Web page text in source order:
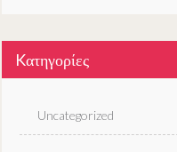
Kατηγορίες
Uncategorized